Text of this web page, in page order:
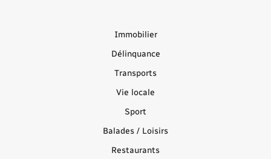
Immobilier
Délinquance
Transports
Vie locale
Sport
Balades / Loisirs
Restaurants